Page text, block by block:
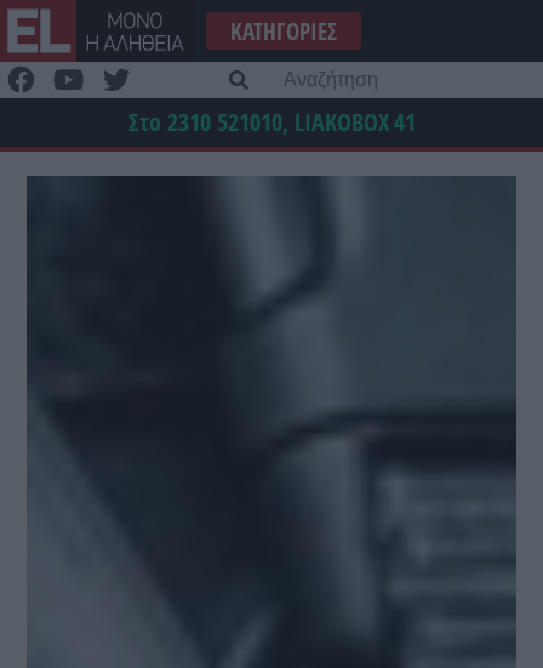
Μετάβαση
στο
περιεχόμενο
ΚΑΤΗΓΟΡΊΕΣ
Στο 2310 521010, LIAKOBOX41